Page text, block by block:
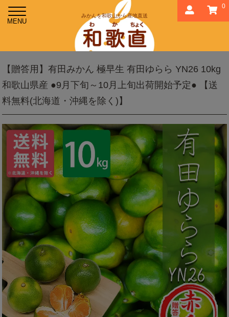
0
みかんを和歌山から産地直送
【贈答用】有田みかん 極早生 有田ゆらら YN26 10kg
和歌山県産 ●9月下旬～10月上旬出荷開始予定● 【送
料無料(北海道・沖縄を除く)】